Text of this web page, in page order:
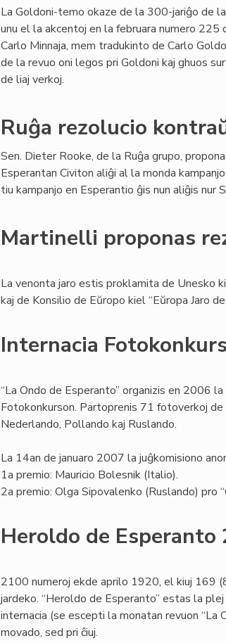
La Goldoni-temo okaze de la 300-jariĝo de
unu el la akcentoj en la februara numero 225
Carlo Minnaja, mem tradukinto de Carlo
de la revuo oni legos pri Goldoni kaj ghuos
de liaj verkoj.
Ruĝa rezolucio
Sen. Dieter Rooke, de la Ruĝa grupo,
Esperantan Civiton aliĝi al la monda
tiu kampanjo en Esperantio ĝis nun aliĝis nur
Martinelli proponas
La venonta jaro estis proklamita de Unesko
kaj de Konsilio de Eŭropo kiel “Eŭropa Jaro
Internacia
“La Ondo de Esperanto” organizis en 2006 la
Fotokonkurson. Partoprenis 71 fotoverkoj
Nederlando, Pollando kaj Ruslando.
La 14an de januaro 2007 la juĝkomisiono
1a premio: Mauricio Bolesnik (Italio).
2a premio: Olga Sipovalenko (Ruslando) pro
Heroldo de
2100 numeroj ekde aprilo 1920, el kiuj 169
jardeko. “Heroldo de Esperanto” estas la
internacia (se escepti la monatan revuon “La
movado, sed pri ĉiuj.